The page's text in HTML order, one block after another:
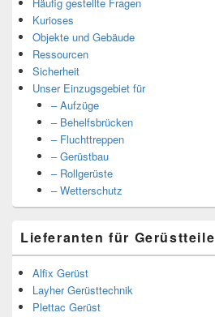
Kurioses
Objekte und Gebäude
Ressourcen
Sicherheit
Unser Einzugsgebiet für
– Aufzüge
– Behelfsbrücken
– Fluchttreppen
– Gerüstbau
– Rollgerüste
– Wetterschutz
Lieferanten für Gerüstteile
Alfix Gerüst
Layher Gerüsttechnik
Plettac Gerüst